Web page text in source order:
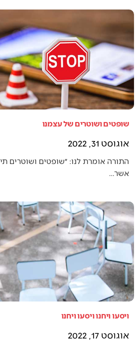
שופטים ושוטרים של עצמנו
אוגוסט 31, 2022
התורה אומרת לנו: ״שופטים ושוטרים
אשר…
ויסעו ויחנו ויסעו ויחנו
אוגוסט 17, 2022